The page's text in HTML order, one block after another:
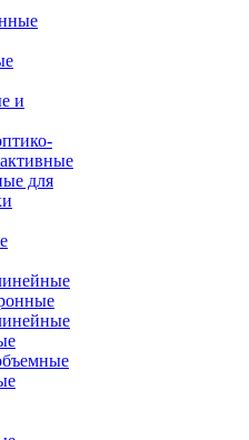
и
для